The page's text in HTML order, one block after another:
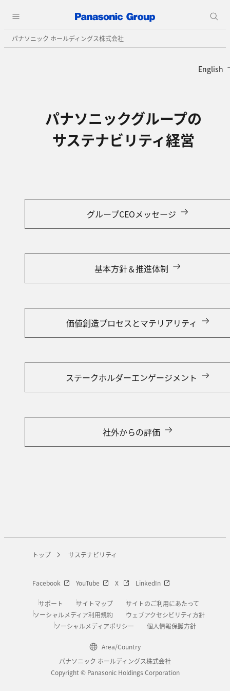
パナソニック ホールディングス株式会社
English
パナソニックグループの
サステナビリティ経営
グループCEOメッセージ
基本方針＆推進体制
価値創造プロセスとマテリアリティ
ステークホルダーエンゲージメント
社外からの評価
トップ サステナビリティ
Facebook YouTube X LinkedIn
サポート サイトマップ
サイトのご利用にあたって
ソーシャルメディア利用規約
ウェブアクセシビリティ方針
ソーシャルメディアポリシー
個人情報保護方針
Area/Country
パナソニック ホールディングス株式会社
Copyright © Panasonic Holdings Corporation